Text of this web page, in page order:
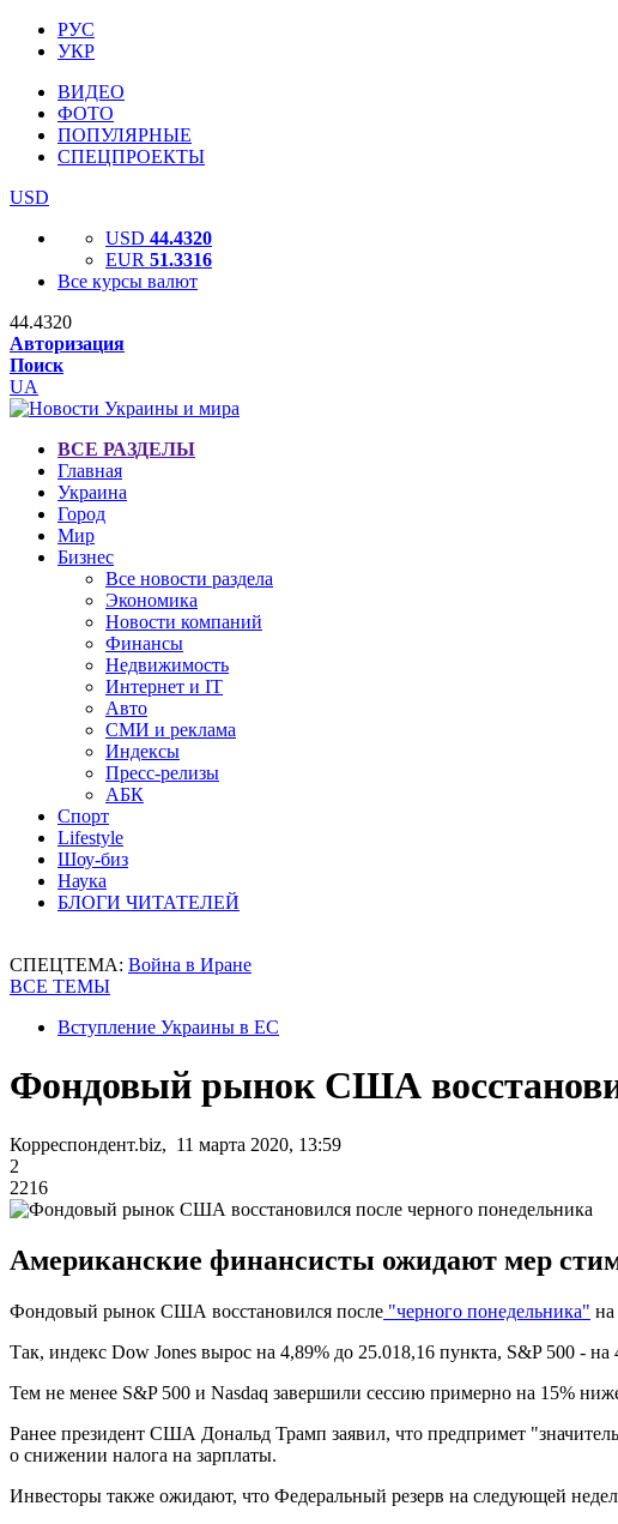
РУС
УКР
ВИДЕО
ФОТО
ПОПУЛЯРНЫЕ
СПЕЦПРОЕКТЫ
USD
USD 44.4320
EUR 51.3316
Все курсы валют
44.4320
Авторизация
Поиск
UA
ВСЕ РАЗДЕЛЫ
Главная
Украина
Город
Мир
Бизнес
Все новости раздела
Экономика
Новости компаний
Финансы
Недвижимость
Интернет и IT
Авто
СМИ и реклама
Индексы
Пресс-релизы
АБК
Спорт
Lifestyle
Шоу-биз
Наука
БЛОГИ ЧИТАТЕЛЕЙ
СПЕЦТЕМА: Война в Иране
ВСЕ ТЕМЫ
Вступление Украины в ЕС
Фондовый рынок США
Корреспондент.biz, 11 марта 2020, 13:59
2
2216
Американские финансисты ожидают мер
Фондовый рынок США восстановился после "черного понедельника" на
Так, индекс Dow Jones вырос на 4,89% до 25.018,16 пункта, S&P 500 -
Тем не менее S&P 500 и Nasdaq завершили сессию примерно на 15%
Ранее президент США Дональд Трамп заявил, что предпримет
о снижении налога на зарплаты.
Инвесторы также ожидают, что Федеральный резерв на следующей